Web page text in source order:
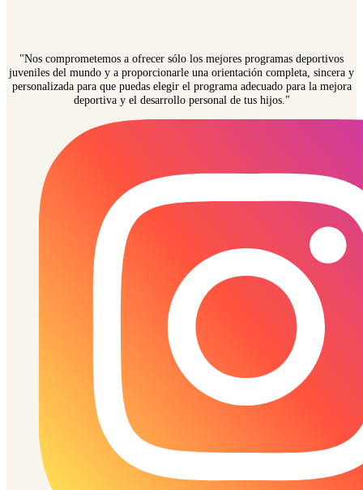
"Nos comprometemos a ofrecer sólo los mejores programas deportivos
juveniles del mundo y a proporcionarle una orientación completa, sincera y
personalizada para que puedas elegir el programa adecuado para la mejora
deportiva y el desarrollo personal de tus hijos."